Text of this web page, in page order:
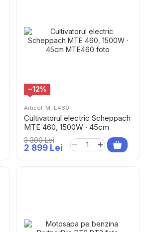
−12%
Articol: MTE460
Cultivatorul electric Scheppach
MTE 460, 1500W · 45cm
3 300 Lei
2 899 Lei